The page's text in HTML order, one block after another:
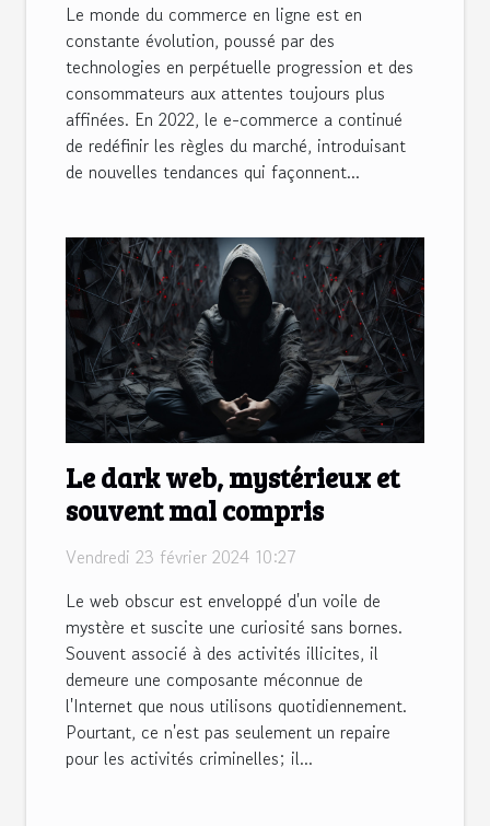
Le monde du commerce en ligne est en
constante évolution, poussé par des
technologies en perpétuelle progression et des
consommateurs aux attentes toujours plus
affinées. En 2022, le e-commerce a continué
de redéfinir les règles du marché, introduisant
de nouvelles tendances qui façonnent...
Le dark web, mystérieux et
souvent mal compris
Vendredi 23 février 2024 10:27
Le web obscur est enveloppé d'un voile de
mystère et suscite une curiosité sans bornes.
Souvent associé à des activités illicites, il
demeure une composante méconnue de
l'Internet que nous utilisons quotidiennement.
Pourtant, ce n'est pas seulement un repaire
pour les activités criminelles; il...